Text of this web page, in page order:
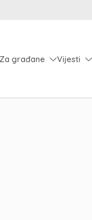
Za građane Vijesti